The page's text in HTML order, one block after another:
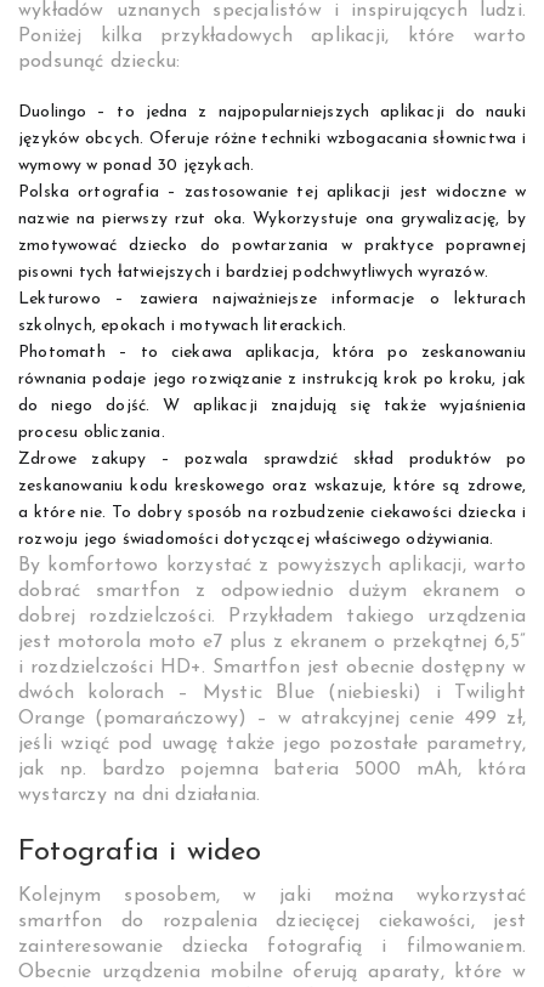
wykładów uznanych specjalistów i inspirujących ludzi.
Poniżej kilka przykładowych aplikacji, które warto
podsunąć dziecku:
Duolingo – to jedna z najpopularniejszych aplikacji do nauki
języków obcych. Oferuje różne techniki wzbogacania słownictwa i
wymowy w ponad 30 językach.
Polska ortografia – zastosowanie tej aplikacji jest widoczne w
nazwie na pierwszy rzut oka. Wykorzystuje ona grywalizację, by
zmotywować dziecko do powtarzania w praktyce poprawnej
pisowni tych łatwiejszych i bardziej podchwytliwych wyrazów.
Lekturowo – zawiera najważniejsze informacje o lekturach
szkolnych, epokach i motywach literackich.
Photomath – to ciekawa aplikacja, która po zeskanowaniu
równania podaje jego rozwiązanie z instrukcją krok po kroku, jak
do niego dojść. W aplikacji znajdują się także wyjaśnienia
procesu obliczania.
Zdrowe zakupy – pozwala sprawdzić skład produktów po
zeskanowaniu kodu kreskowego oraz wskazuje, które są zdrowe,
a które nie. To dobry sposób na rozbudzenie ciekawości dziecka i
rozwoju jego świadomości dotyczącej właściwego odżywiania.
By komfortowo korzystać z powyższych aplikacji, warto
dobrać smartfon z odpowiednio dużym ekranem o
dobrej rozdzielczości. Przykładem takiego urządzenia
jest motorola moto e7 plus z ekranem o przekątnej 6,5”
i rozdzielczości HD+. Smartfon jest obecnie dostępny w
dwóch kolorach – Mystic Blue (niebieski) i Twilight
Orange (pomarańczowy) – w atrakcyjnej cenie 499 zł,
jeśli wziąć pod uwagę także jego pozostałe parametry,
jak np. bardzo pojemna bateria 5000 mAh, która
wystarczy na dni działania.
Fotografia i wideo
Kolejnym sposobem, w jaki można wykorzystać
smartfon do rozpalenia dziecięcej ciekawości, jest
zainteresowanie dziecka fotografią i filmowaniem.
Obecnie urządzenia mobilne oferują aparaty, które w